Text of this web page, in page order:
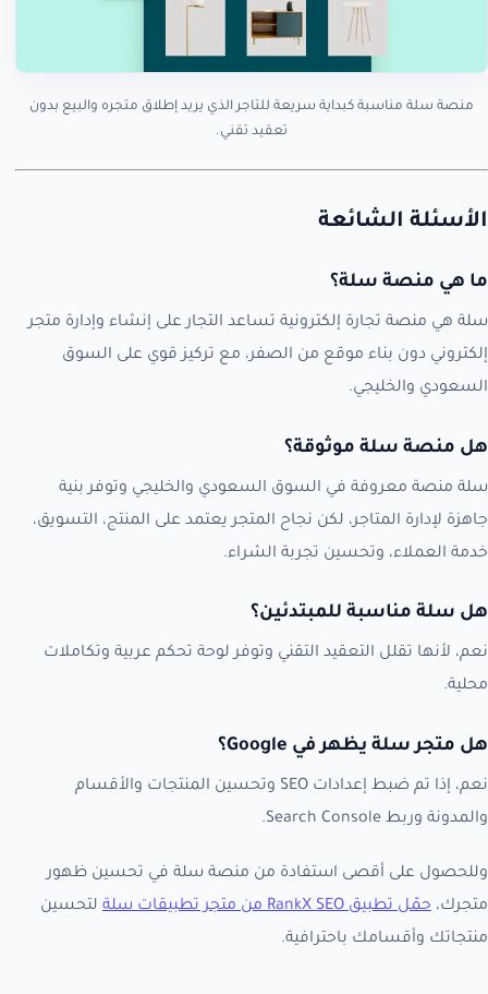
منصة سلة مناسبة كبداية سريعة للتاجر الذي يريد إطلاق متجره والبيع بدون
تعقيد تقني.
الأسئلة الشائعة
ما هي منصة سلة؟
سلة هي منصة تجارة إلكترونية تساعد التجار على إنشاء وإدارة متجر
إلكتروني دون بناء موقع من الصفر، مع تركيز قوي على السوق
السعودي والخليجي.
هل منصة سلة موثوقة؟
سلة منصة معروفة في السوق السعودي والخليجي وتوفر بنية
جاهزة لإدارة المتاجر، لكن نجاح المتجر يعتمد على المنتج، التسويق،
خدمة العملاء، وتحسين تجربة الشراء.
هل سلة مناسبة للمبتدئين؟
نعم، لأنها تقلل التعقيد التقني وتوفر لوحة تحكم عربية وتكاملات
محلية.
هل متجر سلة يظهر في Google؟
نعم، إذا تم ضبط إعدادات SEO وتحسين المنتجات والأقسام
والمدونة وربط Search Console.
وللحصول على أقصى استفادة من منصة سلة في تحسين ظهور
متجرك، حمّل تطبيق RankX SEO من متجر تطبيقات سلة
لتحسين
منتجاتك وأقسامك باحترافية.